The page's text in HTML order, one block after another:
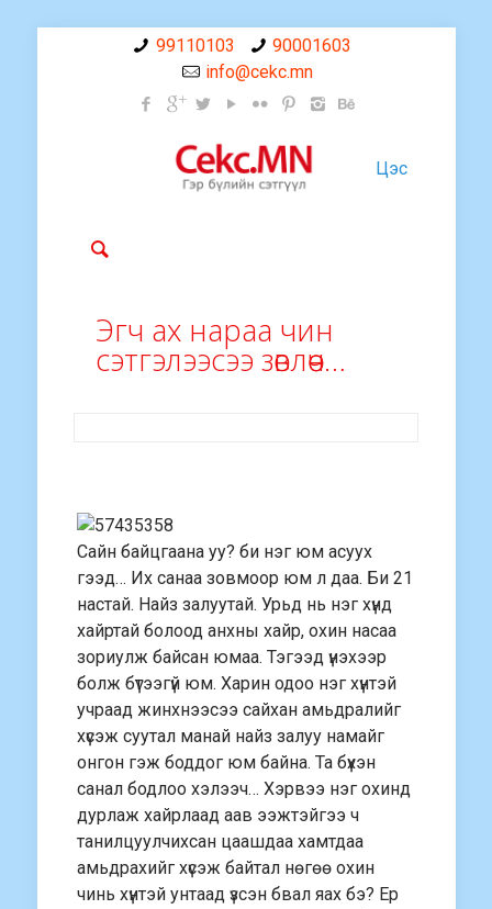
99110103
90001603
info@cekc.mn
Цэс
Эгч ах нараа чин
сэтгэлээсээ зөвлөөч…
Сайн байцгаана уу? би нэг юм асуух
гээд… Их санаа зовмоор юм л даа. Би 21
настай. Найз залуутай. Урьд нь нэг хүнд
хайртай болоод анхны хайр, охин насаа
зориулж байсан юмаа. Тэгээд үнэхээр
болж бүтээгүй юм. Харин одоо нэг хүнтэй
учраад жинхнээсээ сайхан амьдралийг
хүсэж суутал манай найз залуу намайг
онгон гэж боддог юм байна. Та бүхэн
санал бодлоо хэлээч… Хэрвээ нэг охинд
дурлаж хайрлаад аав ээжтэйгээ ч
танилцуулчихсан цаашдаа хамтдаа
амьдрахийг хүсэж байтал нөгөө охин
чинь хүнтэй унтаад үзсэн бвал яах бэ? Ер